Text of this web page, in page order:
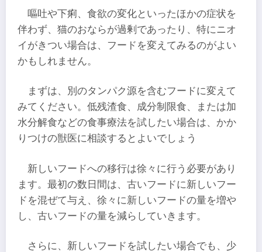
嘔吐や下痢、食欲の変化といったほかの症状を
伴わず、猫のおならが過剰であったり、特にニオ
イがきつい場合は、フードを変えてみるのがよい
かもしれません。
まずは、別のタンパク源を含むフードに変えて
みてください。低残渣食、成分制限食、または加
水分解食などの食事療法を試したい場合は、かか
りつけの獣医に相談するとよいでしょう
新しいフードへの移行は徐々に行う必要があり
ます。最初の数日間は、古いフードに新しいフー
ドを混ぜて与え、徐々に新しいフードの量を増や
し、古いフードの量を減らしていきます。
さらに、新しいフードを試したい場合でも、少